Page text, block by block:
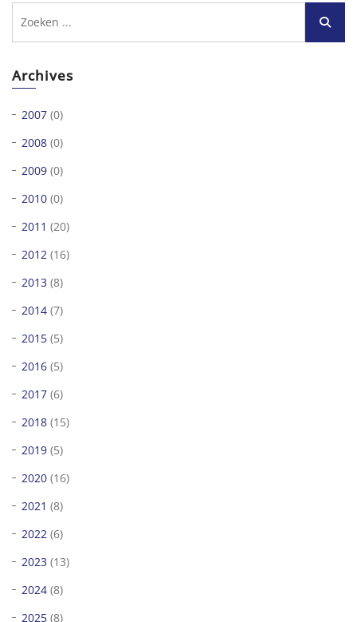
Archives
2007 (0)
2008 (0)
2009 (0)
2010 (0)
2011 (20)
2012 (16)
2013 (8)
2014 (7)
2015 (5)
2016 (5)
2017 (6)
2018 (15)
2019 (5)
2020 (16)
2021 (8)
2022 (6)
2023 (13)
2024 (8)
2025 (8)